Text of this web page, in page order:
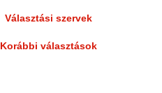
Választási szervek
Korábbi választások